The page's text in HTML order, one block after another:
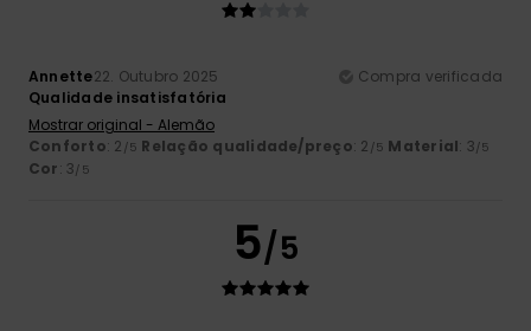
Annette22. Outubro 2025
Compra verificada
Qualidade insatisfatória
Mostrar original - Alemão
Conforto: 2 /5 Relação qualidade/preço: 2 /5 Material: 3/5
Cor: 3/5
5/5